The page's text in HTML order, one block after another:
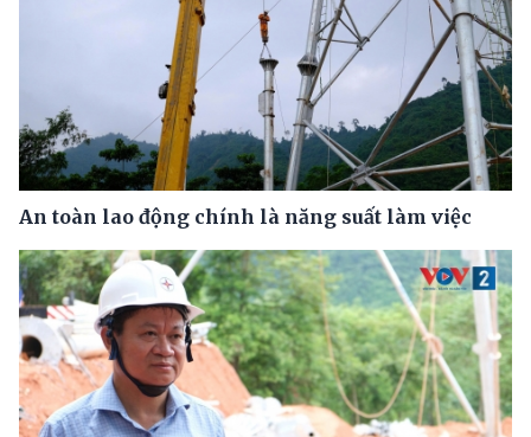
An toàn lao động chính là năng suất làm việc